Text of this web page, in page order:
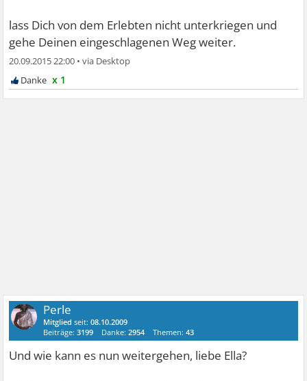
lass Dich von dem Erlebten nicht unterkriegen und
gehe Deinen eingeschlagenen Weg weiter.
20.09.2015 22:00 •
x 1
Perle
Mitglied seit:08.10.2009
Beiträge:3199 Danke:2954 Themen:43
Und wie kann es nun weitergehen, liebe Ella?